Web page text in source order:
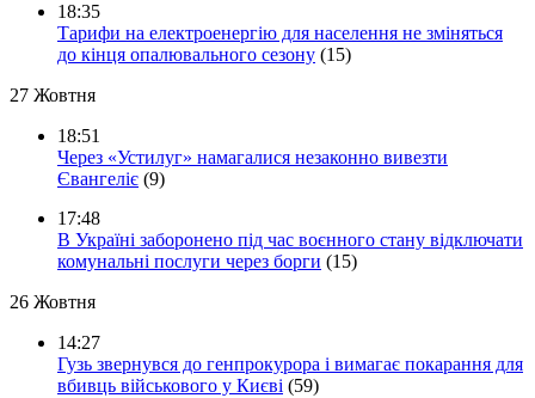
18:35
Тарифи на електроенергію для населення не зміняться
до кінця опалювального сезону (15)
27 Жовтня
18:51
Через «Устилуг» намагалися незаконно вивезти
Євангеліє (9)
17:48
В Україні заборонено під час воєнного стану відключати
комунальні послуги через борги (15)
26 Жовтня
14:27
Гузь звернувся до генпрокурора і вимагає покарання для
вбивць військового у Києві (59)